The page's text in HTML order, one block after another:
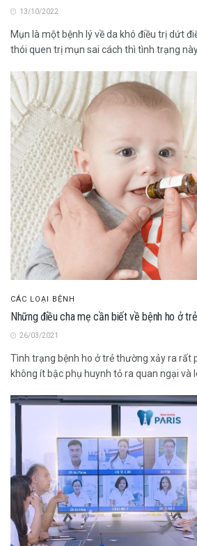
13/10/2022
Mụn là một bệnh lý về da khó điều trị dứt
thói quen trị mụn sai cách thì tình trạng này
CÁC LOẠI BỆNH
Những điều cha mẹ cần biết về bệnh ho ở trẻ
26/03/2021
Tình trạng bệnh ho ở trẻ thường xảy ra rất
không ít bậc phụ huynh tỏ ra quan ngại và